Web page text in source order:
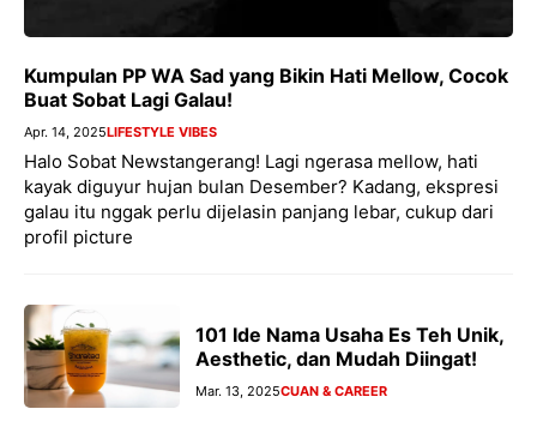
Kumpulan PP WA Sad yang Bikin Hati Mellow, Cocok
Buat Sobat Lagi Galau!
Apr. 14, 2025LIFESTYLE VIBES
Halo Sobat Newstangerang! Lagi ngerasa mellow, hati
kayak diguyur hujan bulan Desember? Kadang, ekspresi
galau itu nggak perlu dijelasin panjang lebar, cukup dari
profil picture
101 Ide Nama Usaha Es Teh Unik,
Aesthetic, dan Mudah Diingat!
Mar. 13, 2025CUAN & CAREER